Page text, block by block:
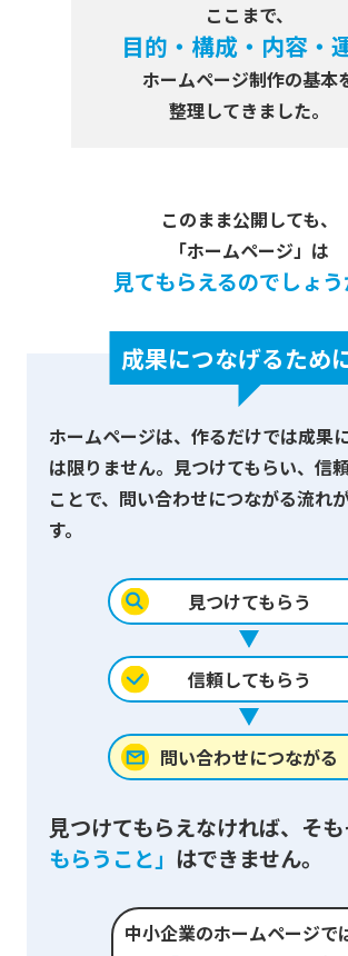
ここまで、
目的・構成・内容・
ホームページ制作の基本
整理してきました。
このまま公開しても、
「ホームページ」は
見てもらえるのでしょう
成果につなげるため
ホームページは、作るだけでは成果
は限りません。 見つけてもらい、信
ことで、問い合わせにつながる流れ
す。
見つけてもらう
信頼してもらう
問い合わせにつながる
見つけてもらえなければ、 そ
もらうこと」 はできません。
中小企業のホームページで